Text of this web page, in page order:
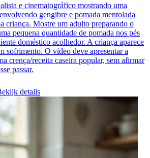
e cinematográfico mostrando uma
gengibre e pomada mentolada
criança. Mostre um adulto preparando o
pequena quantidade de pomada nos pés
doméstico acolhedor. A criança aparece
sofrimento. O vídeo deve apresentar a
crença/receita caseira popular, sem afirmar
passar.
details